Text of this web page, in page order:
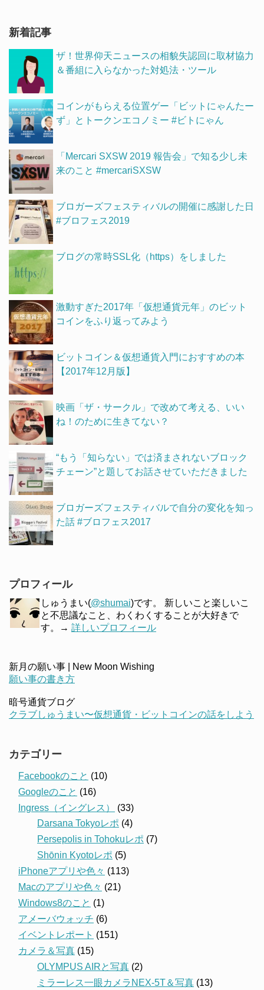
新着記事
ザ！世界仰天ニュースの相貌失認回に取材協力
＆番組に入らなかった対処法・ツール
コインがもらえる位置ゲー「ビットにゃんたー
ず」とトークンエコノミー #ビトにゃん
「Mercari SXSW 2019 報告会」で知る少し未
来のこと #mercariSXSW
ブロガーズフェスティバルの開催に感謝した日
#ブロフェス2019
ブログの常時SSL化（https）をしました
激動すぎた2017年「仮想通貨元年」のビット
コインをふり返ってみよう
ビットコイン＆仮想通貨入門におすすめの本
【2017年12月版】
映画「ザ・サークル」で改めて考える、いい
ね！のために生きてない？
“もう「知らない」では済まされないブロック
チェーン”と題してお話させていただきました
ブロガーズフェスティバルで自分の変化を知っ
た話 #ブロフェス2017
プロフィール
しゅうまい(@shumai)です。 新しいこと楽しいこ
と不思議なこと、わくわくすることが大好きで
す。→ 詳しいプロフィール
新月の願い事 | New Moon Wishing
願い事の書き方
暗号通貨ブログ
クラブしゅうまい〜仮想通貨・ビットコインの話をしよう
カテゴリー
Facebookのこと (10)
Googleのこと (16)
Ingress（イングレス）
(33)
Darsana Tokyoレポ (4)
Persepolis in Tohokuレポ (7)
Shōnin Kyotoレポ (5)
iPhoneアプリや色々 (113)
Macのアプリや色々 (21)
Windows8のこと (1)
アメーバウォッチ (6)
イベントレポート (151)
カメラ＆写真 (15)
OLYMPUS AIRと写真 (2)
ミラーレス一眼カメラNEX-5T＆写真 (13)